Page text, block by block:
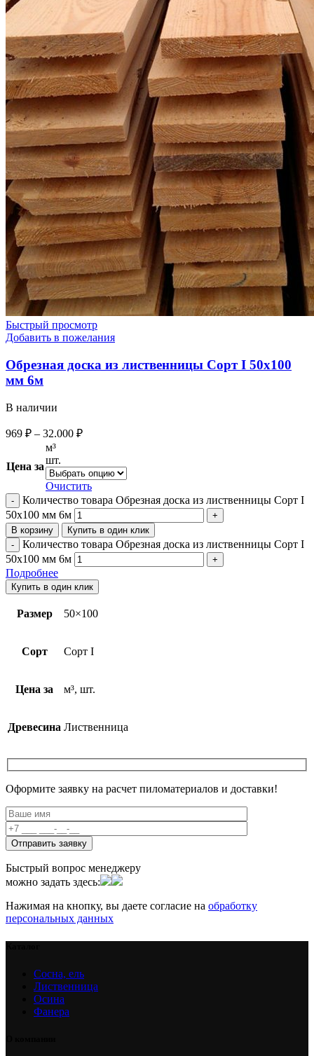
Быстрый просмотр
Добавить в пожелания
Обрезная доска из лиственницы Сорт I 50х100
мм 6м
В наличии
969 ₽ – 32.000 ₽
Цена за
м³
шт.
Очистить
Количество товара Обрезная доска из лиственницы Сорт I
50х100 мм 6м
В корзину Купить в один клик
Количество товара Обрезная доска из лиственницы Сорт I
50х100 мм 6м
Подробнее
Купить в один клик
Размер 50×100
Сорт Сорт I
Цена за м³, шт.
Древесина Лиственница
Оформите заявку на расчет пиломатериалов и доставки!
Быстрый вопрос менеджеру
можно задать здесь:
Нажимая на кнопку, вы даете согласие на обработку
персональных данных
Сосна, ель
Лиственница
Осина
Фанера